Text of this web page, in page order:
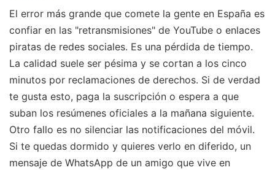
El error más grande que comete la gente en España es
confiar en las "retransmisiones" de YouTube o enlaces
piratas de redes sociales. Es una pérdida de tiempo.
La calidad suele ser pésima y se cortan a los cinco
minutos por reclamaciones de derechos. Si de verdad
te gusta esto, paga la suscripción o espera a que
suban los resúmenes oficiales a la mañana siguiente.
Otro fallo es no silenciar las notificaciones del móvil.
Si te quedas dormido y quieres verlo en diferido, un
mensaje de WhatsApp de un amigo que vive en